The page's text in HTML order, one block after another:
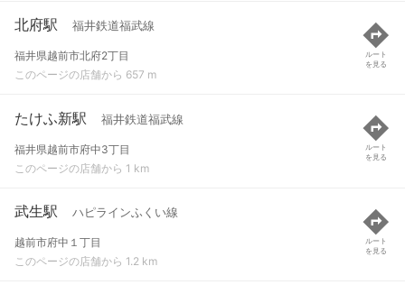
北府駅 福井鉄道福武線
福井県越前市北府2丁目
このページの店舗から 657 m
ルート
を見る
たけふ新駅 福井鉄道福武線
福井県越前市府中3丁目
このページの店舗から 1 km
ルート
を見る
武生駅 ハピラインふくい線
越前市府中１丁目
このページの店舗から 1.2 km
ルート
を見る